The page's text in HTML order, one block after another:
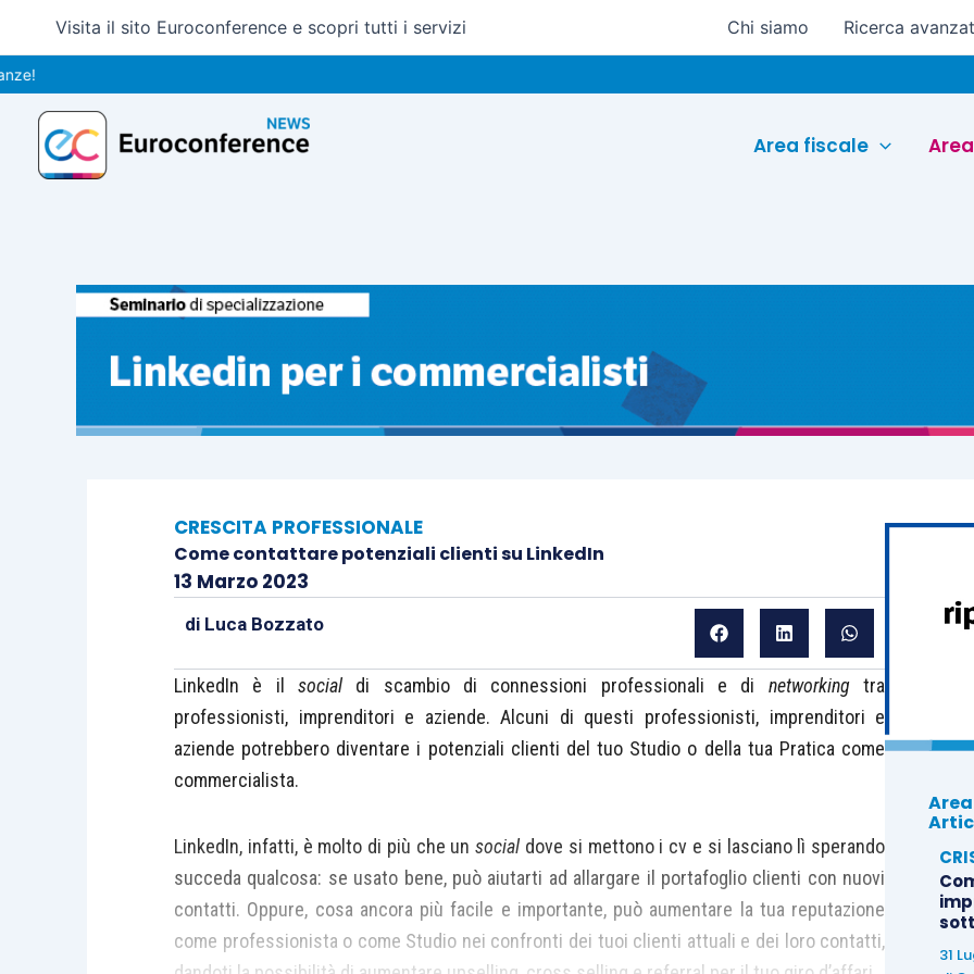
contenuto
Visita il sito Euroconference e scopri tutti i servizi Chi siamo Ricerca
Area fiscale
CRESCITA PROFESSIONALE
Come contattare potenziali clienti su LinkedIn
13 Marzo 2023
di Luca Bozzato
LinkedIn è ilsocial di scambio di connessioni professionali e di networkingtra
professionisti, imprenditori e aziende. Alcuni di questi professionisti, imprenditori e
aziende potrebbero diventare i potenziali clienti del tuo Studio o della tua Pratica come
commercialista.
LinkedIn, infatti, è molto di più che unsocial dove si mettono i cv e si lasciano lì sperando
succeda qualcosa: se usato bene, può aiutarti ad allargare il portafoglio clienti con nuovi
contatti. Oppure, cosa ancora più facile e importante, può aumentare la tua reputazione
come professionista o come Studio nei confronti dei tuoi clienti attuali e dei loro contatti,
31